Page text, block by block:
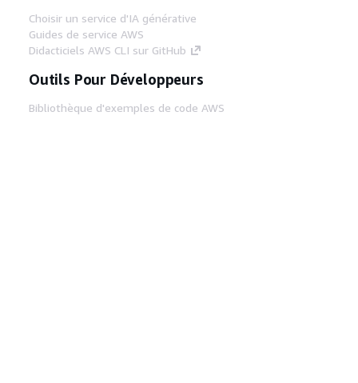
Choisir un service d'IA générative
Guides de service AWS
Didacticiels AWS CLI sur GitHub
Outils Pour Développeurs
Bibliothèque d'exemples de code AWS